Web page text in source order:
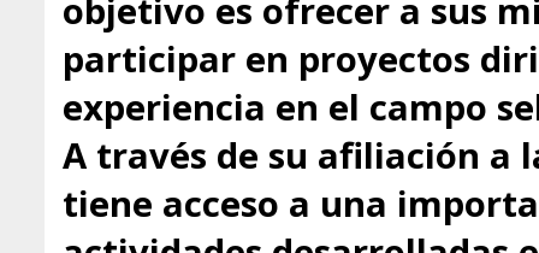
objetivo es ofrecer a sus
participar en proyectos
experiencia en el campo
A través de su afiliación a
tiene acceso a una